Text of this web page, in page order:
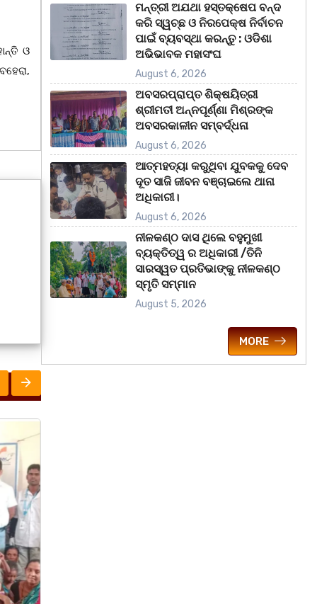
ଓ
ମନ୍ତ୍ରୀ ଅଯଥା ହସ୍ତକ୍ଷେପ ବନ୍ଦ
କରି ସ୍ୱଚ୍ଛ ଓ ନିରପେକ୍ଷ ନିର୍ବାଚନ
ପାଇଁ ବ୍ୟବସ୍ଥା କରନ୍ତୁ : ଓଡିଶା
ଅଭିଭାବକ ମହାସଂଘ
August 6, 2026
ଅବସରପ୍ରାପ୍ତ ଶିକ୍ଷୟିତ୍ରୀ
ଶ୍ରୀମତୀ ଅନ୍ନପୂର୍ଣ୍ଣା ମିଶ୍ରଙ୍କ
ଅବସରକାଳୀନ ସମ୍ବର୍ଦ୍ଧନା
August 6, 2026
ଆତ୍ମହତ୍ୟା କରୁଥିବା ଯୁବକକୁ ଦେବ
ଦୂତ ସାଜି ଜୀବନ ବଞ୍ଚାଇଲେ ଥାନା
ଅଧିକାରୀ।
August 6, 2026
ନୀଳକଣ୍ଠ ଦାସ ଥିଲେ ବହୁମୁଖୀ
ବ୍ୟକ୍ତିତ୍ୱ ର ଅଧିକାରୀ /ତିନି
ସାରସ୍ୱତ ପ୍ରତିଭାଙ୍କୁ ନୀଳକଣ୍ଠ
ସ୍ମୃତି ସମ୍ମାନ
August 5, 2026
MORE